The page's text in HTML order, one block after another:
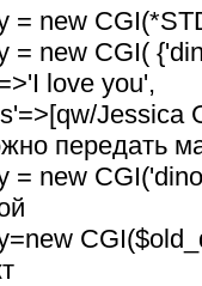
= new
= new CGI(
love you',
Jessica
передать
= new